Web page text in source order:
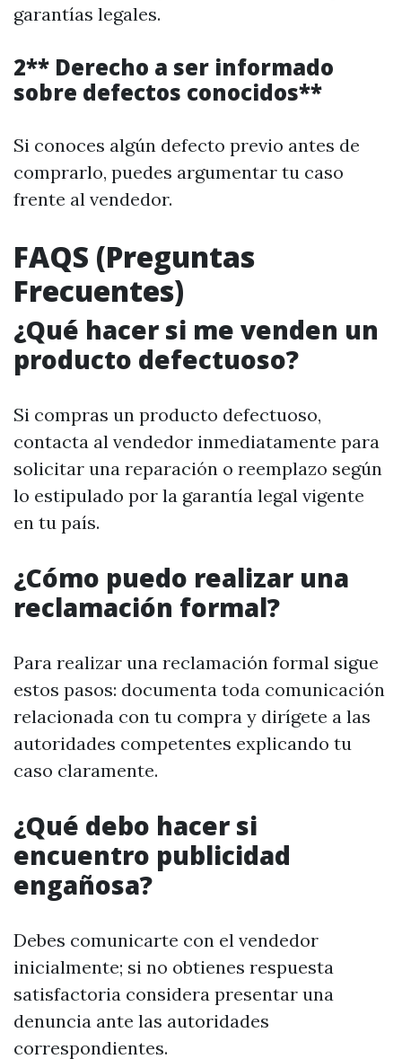
garantías legales.
2** Derecho a ser informado
sobre defectos conocidos**
Si conoces algún defecto previo antes de
comprarlo, puedes argumentar tu caso
frente al vendedor.
FAQS (Preguntas
Frecuentes)
¿Qué hacer si me venden un
producto defectuoso?
Si compras un producto defectuoso,
contacta al vendedor inmediatamente para
solicitar una reparación o reemplazo según
lo estipulado por la garantía legal vigente
en tu país.
¿Cómo puedo realizar una
reclamación formal?
Para realizar una reclamación formal sigue
estos pasos: documenta toda comunicación
relacionada con tu compra y dirígete a las
autoridades competentes explicando tu
caso claramente.
¿Qué debo hacer si
encuentro publicidad
engañosa?
Debes comunicarte con el vendedor
inicialmente; si no obtienes respuesta
satisfactoria considera presentar una
denuncia ante las autoridades
correspondientes.